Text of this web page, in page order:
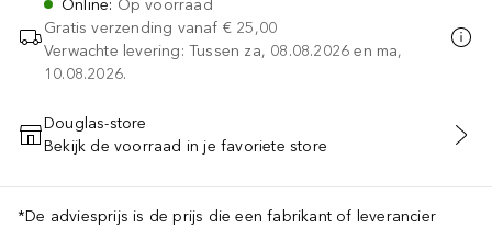
Online: Op voorraad
Gratis verzending vanaf € 25,00
Verwachte levering: Tussen za, 08.08.2026 en ma,
10.08.2026.
VOEG TOE AAN WINKELMANDJE
Douglas-store
Bekijk de voorraad in je favoriete store
*De adviesprijs is de prijs die een fabrikant of leverancier